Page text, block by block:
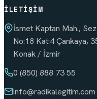
İLETIŞIM
İsmet Kaptan Mah.,
No:18 Kat:4 Çankaya,
Konak / İzmir
0 (850) 888 73 55
info@radikalegitim.com